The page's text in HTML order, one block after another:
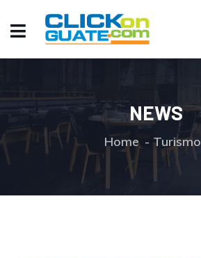
NEWS
Home Turismo